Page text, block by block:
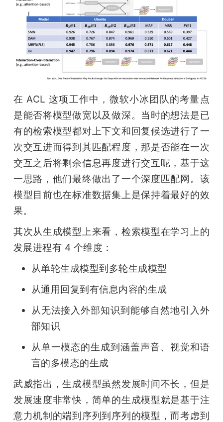
在 ACL 这项工作中，微软小冰团队的考量点
是能否将模型做宽以及做深。当时的想法是已
有的检索模型都对上下文和回复候选进行了一
次交互进而得到其匹配程度，那是否能在一次
交互之后将剩余信息再度进行交互呢，基于这
一思路，他们最终做出了一个深度匹配网。该
模型目前也在标准数据集上是保持着最好的效
果。
其次从生成模型上来看，检索模型在学习上的
发展进程有 4 个维度：
从单轮生成模型到多轮生成模型
从通用回复到有信息内容的生成
从无法接入外部知识到能够自然地引入外
部知识
从单一模态的生成到涵盖声音、视觉和语
言的多模态的生成
武威指出，生成模型虽然发展时间不长，但是
发展速度非常快，简单的生成模型就是基于注
意力机制的端到序列到序列的模型，而考虑到